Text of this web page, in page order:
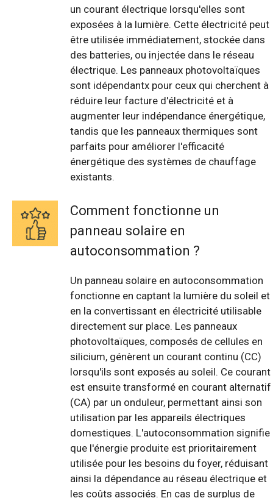
un courant électrique lorsqu'elles sont
exposées à la lumière. Cette électricité peut
être utilisée immédiatement, stockée dans
des batteries, ou injectée dans le réseau
électrique. Les panneaux photovoltaïques
sont idépendantx pour ceux qui cherchent à
réduire leur facture d'électricité et à
augmenter leur indépendance énergétique,
tandis que les panneaux thermiques sont
parfaits pour améliorer l'efficacité
énergétique des systèmes de chauffage
existants.
Comment fonctionne un
panneau solaire en
autoconsommation ?
Un panneau solaire en autoconsommation
fonctionne en captant la lumière du soleil et
en la convertissant en électricité utilisable
directement sur place. Les panneaux
photovoltaïques, composés de cellules en
silicium, génèrent un courant continu (CC)
lorsqu'ils sont exposés au soleil. Ce courant
est ensuite transformé en courant alternatif
(CA) par un onduleur, permettant ainsi son
utilisation par les appareils électriques
domestiques. L'autoconsommation signifie
que l'énergie produite est prioritairement
utilisée pour les besoins du foyer, réduisant
ainsi la dépendance au réseau électrique et
les coûts associés. En cas de surplus de